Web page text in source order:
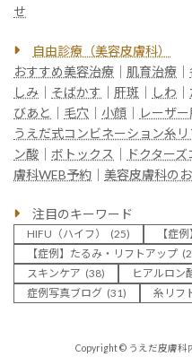
せ
自由診療（美容皮膚科）
おすすめ美容治療
肌育治療
しみ
そばかす 肝斑 しわ
びあと
毛穴 小顔 レーザ
うえだ式コンビネーション糸リ
ン酸
ボトックス ドクターズ
膚科WEB予約
美容皮膚科の
注目のキーワード
HIFU（ハイフ） (25) 【症
【症例】たるみ・リフトアップ
スキンケア (38) ヒアルロン
症例写真ブログ (31) 糸リフ
Copyright © うえだ皮膚科